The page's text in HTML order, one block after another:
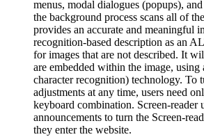
menus, modal dialogues (popups),
the background process scans all of
provides an accurate and meaningful
recognition-based description as an
for images that are not described. It
are embedded within the image,
character recognition) technology. To
adjustments at any time, users need
keyboard combination. Screen-reader
announcements to turn the Screen-
they enter the website.